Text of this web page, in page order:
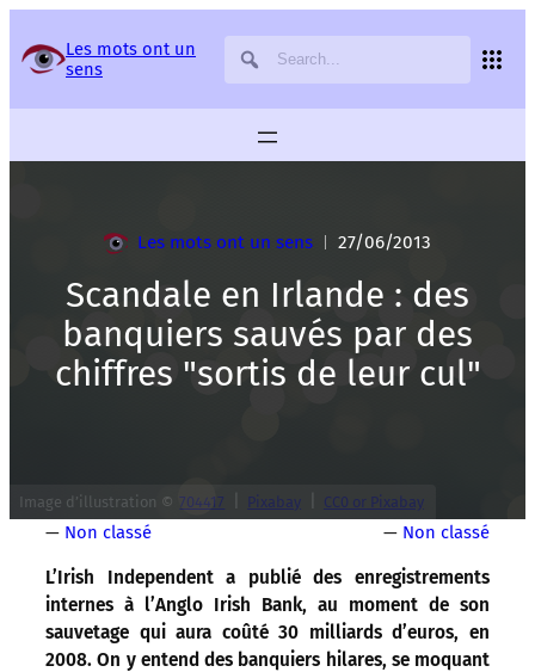
Les mots ont un
sens
Les mots ont un sens 27/06/2013
Scandale en Irlande : des
banquiers sauvés par des
chiffres "sortis de leur cul"
Image d’illustration © 704417 Pixabay CC0 or Pixabay
— Non classé — Non classé
L’Irish Independent a publié des enregistrements
internes à l’Anglo Irish Bank, au moment de son
sauvetage qui aura coûté 30 milliards d’euros, en
2008. On y entend des banquiers hilares, se moquant
Panneau de gestion des services